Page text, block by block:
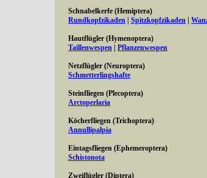
Schnabelkerfe (Hemiptera)
Rundkopfzikaden
Spitzkopfzikaden
Hautflügler (Hymenoptera)
Taillenwespen
Pflanzenwespen
Netzflügler (Neuroptera)
Schmetterlingshafte
Steinfliegen (Plecoptera)
Arctoperlaria
Köcherfliegen (Trichoptera)
Annullipalpia
Eintagsfliegen (Ephemeroptera)
Schistonota
Zweiflügler (Diptera)